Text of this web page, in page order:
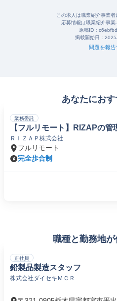
この求人は職業紹介事業者
応募情報は職業紹介事業
原稿ID：
掲載開始日：
問題を報告
あなたにお
業務委託
【フルリモート】RIZAPの
ＲＩＺＡＰ株式会社
フルリモート
完全歩合制
職種と勤務地
正社員
鉛製品製造スタッフ
株式会社ダイセキＭＣＲ